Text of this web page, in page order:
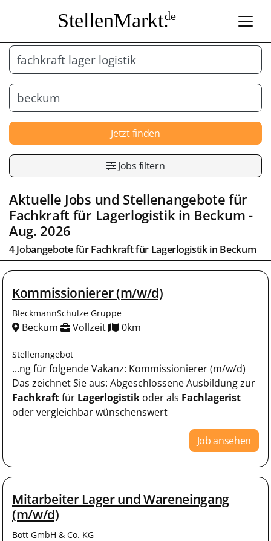
StellenMarkt.de
Jetzt finden
Jobs filtern
Aktuelle Jobs und Stellenangebote für
Fachkraft für Lagerlogistikin Beckum-
Aug. 2026
4 Jobangebote fürFachkraft für Lagerlogistikin Beckum
Kommissionierer (m/w/d)
BleckmannSchulze Gruppe
Beckum Vollzeit 0km
Stellenangebot
...ng für folgende Vakanz: Kommissionierer (m/w/d)
Das zeichnet Sie aus: Abgeschlossene Ausbildung zur
Fachkraftfür Lagerlogistik oder als Fachlagerist
oder vergleichbar wünschenswert
Job ansehen
Mitarbeiter Lager und Wareneingang
(m/w/d)
Bott GmbH & Co. KG